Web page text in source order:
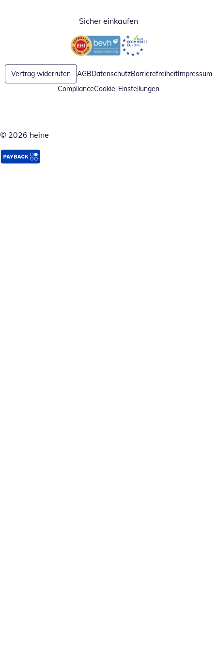
Sicher einkaufen
Öffnet in neuem FensterÖffnet in neuem Fenster
Vertrag widerrufen AGBDatenschutzBarrierefreiheitImpressum
ComplianceCookie-Einstellungen
© 2026 heine